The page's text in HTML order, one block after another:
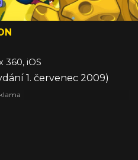
360, iOS
1. červenec 2009)